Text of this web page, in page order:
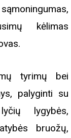
kėlimas
tyrimų bei
palyginti su
lygybės,
bruožų,